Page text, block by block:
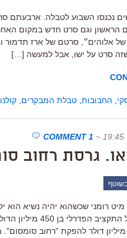
נכנסו השבוע לטבלה. ארבעתם
הראשון וגם סרט חדש במקום
אלוהים״, סרטם של ארז תדמור
סרט על ישו, אבל למעשה […]
החבובות טבלת המבקרים
~
1 COMMENT
גרסת רחוב
רומני שכשהוא יהיה נשיא הוא
שמקצה מתוך זה 8 מיליון דולר להפקת